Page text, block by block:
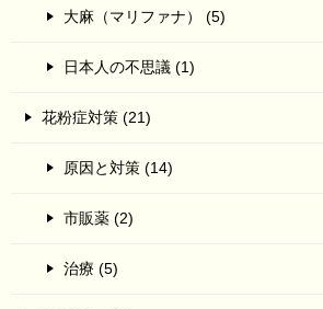
大麻（マリファナ） (5)
日本人の不思議 (1)
花粉症対策 (21)
原因と対策 (14)
市販薬 (2)
治療 (5)